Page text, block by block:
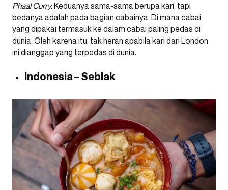
Phaal Curry.Keduanya sama-sama berupa kari, tapi
bedanya adalah pada bagian cabainya. Di mana cabai
yang dipakai termasuk ke dalam cabai paling pedas di
dunia. Oleh karena itu, tak heran apabila kari dari London
ini dianggap yang terpedas di dunia.
Indonesia – Seblak